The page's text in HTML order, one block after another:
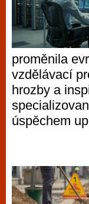
proměnila
vzdělávací
hrozby a
úspěchem